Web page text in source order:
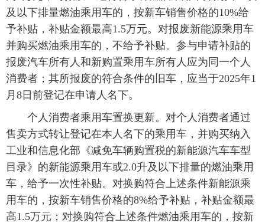
及以下排量燃油乘用车的，按新车销售价格的10%给
予补贴，补贴金额最高1.5万元。对报废新能源乘用车
并购买燃油乘用车的，不给予补贴。参与申请补贴的
报废汽车所有人和新购置乘用车所有人应为同一个人
消费者；其所报废的符合条件的旧车，应当于2025年1
月8日前登记在申请人名下。
个人消费者乘用车置换更新。对个人消费者通过
售卖方式转让登记在本人名下的乘用车，并购买纳入
工业和信息化部《减免车辆购置税的新能源汽车车型
目录》的新能源乘用车或2.0升及以下排量的燃油乘用
车，给予一次性补贴。对换购符合上述条件新能源乘
用车的，按新车销售价格的8%给予补贴，补贴金额最
高1.5万元；对换购符合上述条件燃油乘用车的，按新